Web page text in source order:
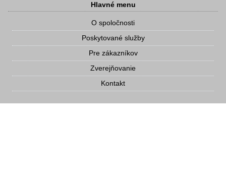
Hlavné menu
O spoločnosti
Poskytované služby
Pre zákazníkov
Zverejňovanie
Kontakt